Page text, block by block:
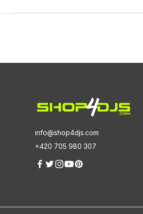
info@shop4djs.com
+420 705 980 307